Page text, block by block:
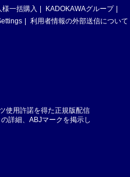
様一括購入
KADOKAWAグループ
利用者情報の外部送信について
使用許諾を得た正規版配信
詳細、ABJマークを掲示し